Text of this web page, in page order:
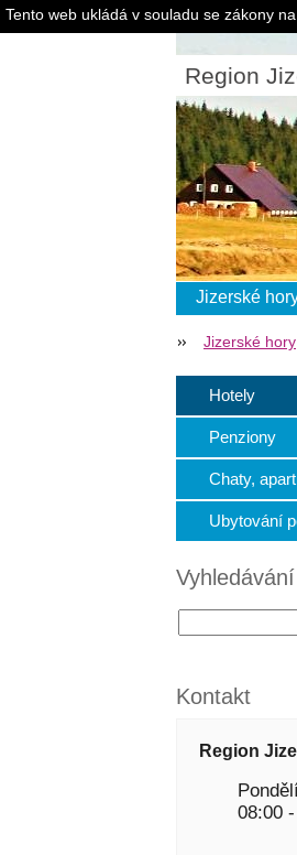
Region
Jizerské
Jizerské hory
Hotely
Penziony
Chaty,
Ubytování
Vyhledávání
Kontakt
Region
08:00
Tento web ukládá v souladu se zákony